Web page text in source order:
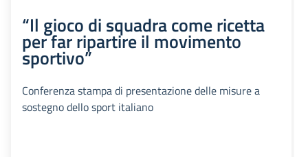
“Il gioco di squadra come ricetta
per far ripartire il movimento
sportivo”
Conferenza stampa di presentazione delle misure a
sostegno dello sport italiano